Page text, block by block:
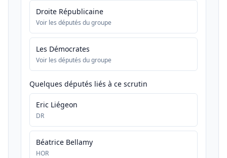
Droite Républicaine
Voir les députés du groupe
Les Démocrates
Voir les députés du groupe
Quelques députés liés à ce scrutin
Eric Liégeon
DR
Béatrice Bellamy
HOR